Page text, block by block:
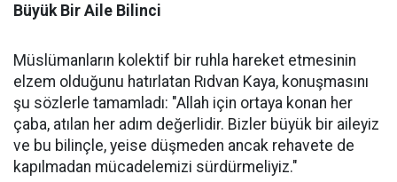
Büyük Bir Aile Bilinci
Müslümanların kolektif bir ruhla hareket etmesinin
elzem olduğunu hatırlatan Rıdvan Kaya, konuşmasını
şu sözlerle tamamladı: "Allah için ortaya konan her
çaba, atılan her adım değerlidir. Bizler büyük bir aileyiz
ve bu bilinçle, yeise düşmeden ancak rehavete de
kapılmadan mücadelemizi sürdürmeliyiz."